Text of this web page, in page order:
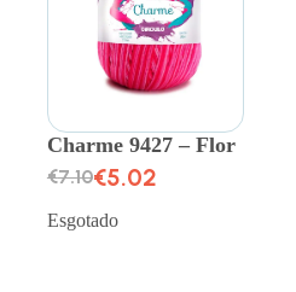
Charme 9427 – Flor
€7.10€5.02
Esgotado